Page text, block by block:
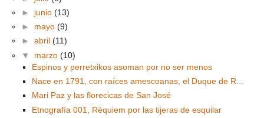
► junio (13)
► mayo (9)
► abril (11)
▼ marzo (10)
Espinos y perretxikos asoman por no ser menos
Nace en 1791, con raíces amescoanas, el Duque de R...
Mari Paz y las florecicas de San José
Etnografía 001, Réquiem por las tijeras de esquilar